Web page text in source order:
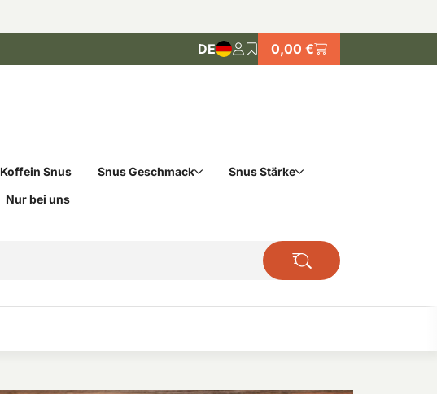
DE 0,00 €
Koffein Snus Snus Geschmack
Snus Stärke
Nur bei uns